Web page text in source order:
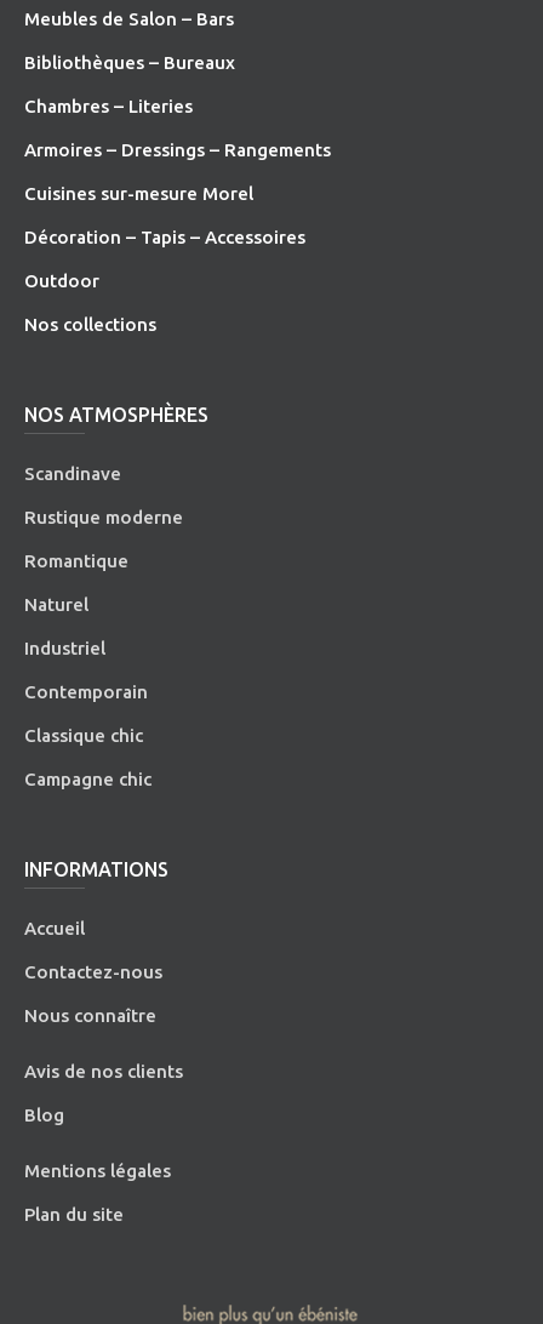
Meubles de Salon – Bars
Bibliothèques – Bureaux
Chambres – Literies
Armoires – Dressings – Rangements
Cuisines sur-mesure Morel
Décoration – Tapis – Accessoires
Outdoor
Nos collections
NOS ATMOSPHÈRES
Scandinave
Rustique moderne
Romantique
Naturel
Industriel
Contemporain
Classique chic
Campagne chic
INFORMATIONS
Accueil
Contactez-nous
Nous connaître
Avis de nos clients
Blog
Mentions légales
Plan du site